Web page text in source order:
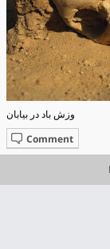
وزش باد در بیابان
Comment